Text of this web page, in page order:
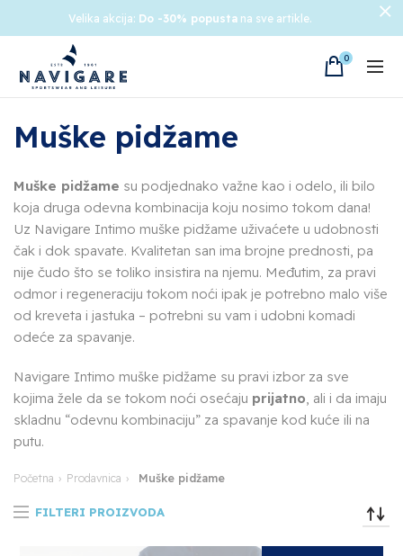
0
Muške pidžame
Muške pidžame su podjednako važne kao i odelo, ili bilo
koja druga odevna kombinacija koju nosimo tokom dana!
Uz Navigare Intimo muške pidžame uživaćete u udobnosti
čak i dok spavate. Kvalitetan san ima brojne prednosti, pa
nije čudo što se toliko insistira na njemu. Međutim, za pravi
odmor i regeneraciju tokom noći ipak je potrebno malo više
od kreveta i jastuka – potrebni su vam i udobni komadi
odeće za spavanje.
Navigare Intimo muške pidžame su pravi izbor za sve
kojima žele da se tokom noći osećaju prijatno, ali i da imaju
skladnu “odevnu kombinaciju” za spavanje kod kuće ili na
putu.
Početna Prodavnica Muške pidžame
FILTERI PROIZVODA
Velika akcija: Do -30% popusta na sve artikle.